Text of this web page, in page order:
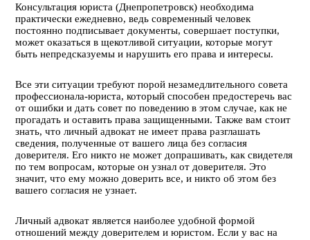
Консультация юриста (Днепропетровск) необходима
практически ежедневно, ведь современный человек
постоянно подписывает документы, совершает поступки,
может оказаться в щекотливой ситуации, которые могут
быть непредсказуемы и нарушить его права и интересы.
Все эти ситуации требуют порой незамедлительного совета
профессионала-юриста, который способен предостеречь вас
от ошибки и дать совет по поведению в этом случае, как не
прогадать и оставить права защищенными. Также вам стоит
знать, что личный адвокат не имеет права разглашать
сведения, полученные от вашего лица без согласия
доверителя. Его никто не может допрашивать, как свидетеля
по тем вопросам, которые он узнал от доверителя. Это
значит, что ему можно доверить все, и никто об этом без
вашего согласия не узнает.
Личный адвокат является наиболее удобной формой
отношений между доверителем и юристом. Если у вас на